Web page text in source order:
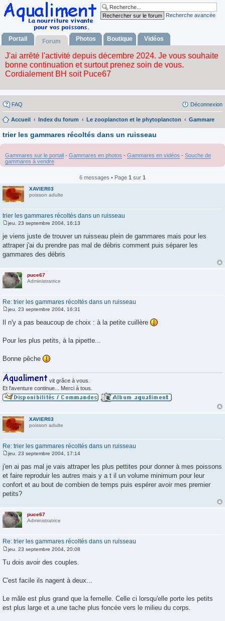
Recherche avancée
Portail Forum Photos Boutique Vidéos
FAQ Déconnexion
Accueil Index du forum Le zooplancton et le phytoplancton Gammare
trier les gammares récoltés dans un ruisseau
Gammares sur le portail - Gammares en photos - Gammares en vidéos - Souche de
gammares à vendre
6 messages • Page 1 sur 1
XAVIER03
poisson adulte
trier les gammares récoltés dans un ruisseau
M
s
g
jeu. 23 septembre 2004, 16:13
je viens juste de trouver un ruisseau plein de gammares mais pour les
attraper j'ai du prendre pas mal de débris comment puis séparer les
gammares des débris
puce67
Administratrice
Re: trier les gammares récoltés dans un ruisseau
M
e
s
a
g
jeu. 23 septembre 2004, 16:31
Il n'y a pas beaucoup de choix : à la petite cuillère
Pour les plus petits, à la pipette...
Bonne pêche
vit grâce à vous.
Et l'aventure continue... Merci à tous.
XAVIER03
poisson adulte
Re: trier les gammares récoltés dans un ruisseau
e
s
s
a
g
e
jeu. 23 septembre 2004, 17:14
j'en ai pas mal je vais attraper les plus pettites pour donner à mes poissons
et faire reproduir les autres mais y a t il un volume minimum pour leur
confort et au bout de combien de temps puis espérer avoir mes premier
petits?
puce67
Administratrice
Re: trier les gammares récoltés dans un ruisseau
M
s
g
jeu. 23 septembre 2004, 20:08
Tu dois avoir des couples.
C'est facile ils nagent à deux...
Le mâle est plus grand que la femelle. Celle ci lorsqu'elle porte les petits
est plus large et a une tache plus foncée vers le milieu du corps.